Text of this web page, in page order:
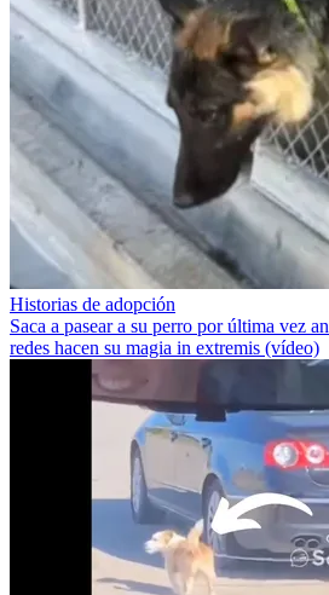
Historias de adopción
Saca a pasear a su perro por última vez
redes hacen su magia in extremis (vídeo)